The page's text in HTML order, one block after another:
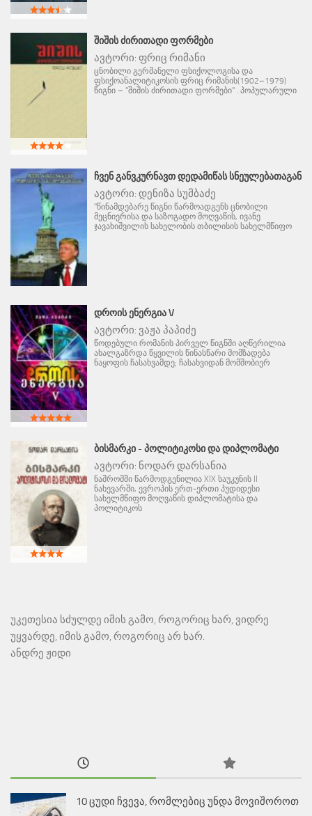
ᲨᲘᲨᲘᲡ ᲫᲘᲠᲘᲗᲐᲓᲘ ᲤᲝᲠᲛᲔᲑᲘ
ავტორი: ფრიც რიმანი
ცნობილი გერმანელი ფსიქოლოგისა და
ფსიქოანალიტიკოსის ფრიც რიმანის(1902–1979)
წიგნი – "შიშის ძირითადი ფორმები" . პოპულარული
ᲩᲕᲔᲜ ᲒᲐᲜᲕᲙᲣᲠᲜᲐᲕᲗ ᲓᲔᲓᲐᲛᲘᲬᲐᲡ ᲡᲜᲔᲣᲚᲔᲑᲐᲗᲐᲒᲐᲜ
ავტორი: დენიზა სუმბაძე
"წინამდებარე წიგნი წარმოადგენს ცნობილი
მეცნიერისა და საზოგადო მოღვაწის, ივანე
ჯავახიშვილის სახელობის თბილისის სახელმწიფო
ᲓᲠᲝᲘᲡ ᲔᲜᲔᲠᲒᲘᲐ V
ავტორი: ვაჟა პაპიძე
წოდებული რომანის პირველ წიგნში აღწერილია
ახალგაზრდა წყვილის წინასწარი მომზადება
ნაყოფის ჩასახვამდე; ჩასახვიდან მომშობიერ
ᲑᲘᲡᲛᲐᲠᲙᲘ - ᲞᲝᲚᲘᲢᲘᲙᲝᲡᲘ ᲓᲐ ᲓᲘᲞᲚᲝᲛᲐᲢᲘ
ავტორი: ნოდარ დარსანია
ნაშრომში წარმოდგენილია XIX საუკუნის II
ნახევარში, ევროპის ერთ-ერთი პუდიდესი
სახელმწიფო მოღვაწის დიპლომატისა და
პოლიტიკოს
უკეთესია სძულდე იმის გამო, როგორიც ხარ, ვიდრე
უყვარდე, იმის გამო, როგორიც არ ხარ.
ანდრე ჟიდი
10 ცუდი ჩვევა, რომლებიც უნდა მოვიშოროთ